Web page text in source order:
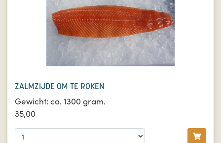
ZALMZIJDE OM TE ROKEN
Gewicht: ca. 1300 gram.
35,00